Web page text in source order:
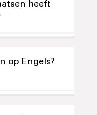
heeft
op Engels?